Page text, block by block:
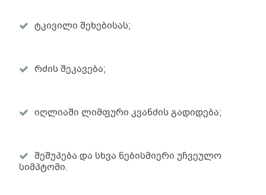
ტკივილი შეხებისას;
რძის შეკავება;
იღლიაში ლიმფური კვანძის გადიდება;
შეშუპება და სხვა ნებისმიერი უჩვეულო
სიმპტომი.